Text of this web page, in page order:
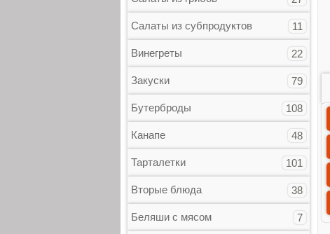
Салаты из субпродуктов 11
Винегреты 22
Закуски 79
Бутерброды 108
Канапе 48
Тарталетки 101
Вторые блюда 38
Беляши с мясом 7